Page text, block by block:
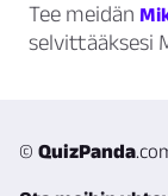
Tee meidän
selvittääksesi
© QuizPanda